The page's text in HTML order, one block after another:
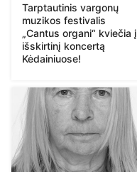
Tarptautinis vargonų
muzikos festivalis
„Cantus organi“ kviečia į
išskirtinį koncertą
Kėdainiuose!